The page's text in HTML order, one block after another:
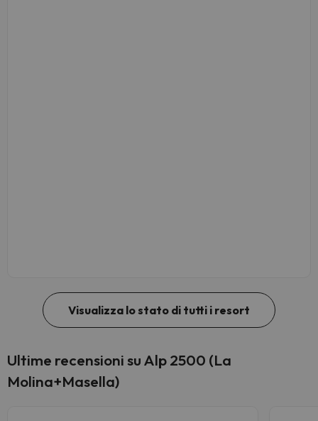
Visualizza lo stato di tutti i resort
Ultime recensioni su Alp 2500 (La
Molina+Masella)